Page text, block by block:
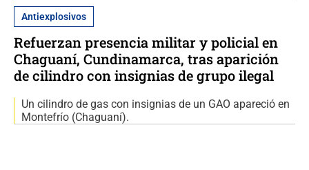
Antiexplosivos
Refuerzan presencia militar y policial en
Chaguaní, Cundinamarca, tras aparición
de cilindro con insignias de grupo ilegal
Un cilindro de gas con insignias de un GAO apareció en
Montefrío (Chaguaní).